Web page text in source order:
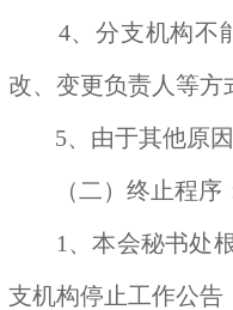
4、分支机构不
改、变更负责人等方
5、由于其他原
（二）终止程序
1、本会秘书处
支机构停止工作公告